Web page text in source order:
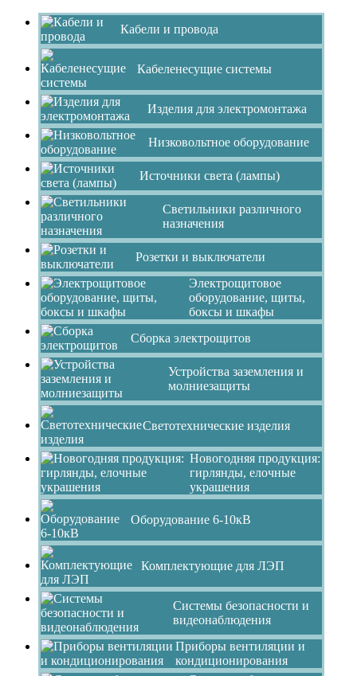
Кабели и провода
Кабеленесущие системы
Изделия для электромонтажа
Низковольтное оборудование
Источники света (лампы)
Светильники различного
назначения
Розетки и выключатели
Электрощитовое
оборудование, щиты,
боксы и шкафы
Сборка электрощитов
Устройства заземления и
молниезащиты
Светотехнические изделия
Новогодняя продукция:
гирлянды, елочные
украшения
Оборудование 6-10кВ
Комплектующие для ЛЭП
Системы безопасности и
видеонаблюдения
Приборы вентиляции и
кондиционирования